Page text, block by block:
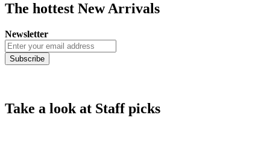
The hottest New Arrivals
Newsletter
Subscribe
Take a look at Staff picks